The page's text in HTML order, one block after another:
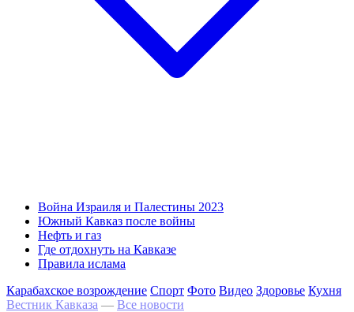
Война Израиля и Палестины 2023
Южный Кавказ после войны
Нефть и газ
Где отдохнуть на Кавказе
Правила ислама
Карабахское возрождение Спорт Фото Видео Здоровье Кухня
Вестник Кавказа — Все новости